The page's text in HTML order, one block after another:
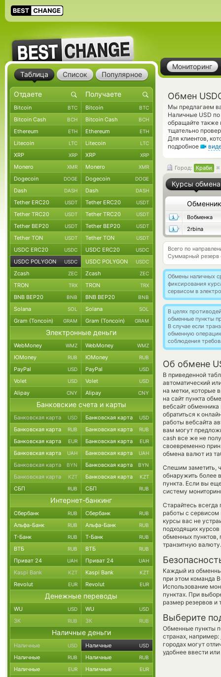
Мониторинг
Обмен
Мы предлагаем
Наличные USD
обращайте также
тщательно
Для клиентов,
подробное
Город: Краби
Курсы обмена
Обменник
Вобменка
2rbina
Всего по
Суммарный резерв
Обмены наличных
фиксирования
сервисом в
В целях
обменные пункты
В случае если
обменную
соблюдения
Об обмене
В приведенной
автоматический
на метки, которые
на сайт пункта
вебсайт
обратиться к
работы вебсайта
вам могут
cash все же не
своевременно
обмена валют из
Спешим заметить,
обнаружить более
пункта. Если вы
систему
Старайтесь
работы с
курсы вас не
подходящих
обменных
транзитную валюту.
Каждый из
при этом команда
Использование
пунктах. При
размер резервов и
Выберите
Обменные пункты
странах, например:
городах могут
удобнее ввести
Таблица Список Популярное
Bitcoin BTC Bitcoin BTC
Bitcoin Cash BCH Bitcoin Cash BCH
Ethereum ETH Ethereum ETH
Litecoin LTC Litecoin LTC
XRP XRP XRP XRP
Monero XMR Monero XMR
Dogecoin DOGE Dogecoin DOGE
Dash DASH Dash DASH
Tether ERC20 USDT Tether ERC20 USDT
Tether TRC20 USDT Tether TRC20 USDT
Tether BEP20 USDT Tether BEP20 USDT
Tether TON USDT Tether TON USDT
USDC ERC20 USDC USDC ERC20 USDC
USDC POLYGON USDC USDC POLYGON USDC
Zcash ZEC Zcash ZEC
TRON TRX TRON TRX
BNB BEP20 BNB BNB BEP20 BNB
Solana SOL Solana SOL
Gram (Toncoin) GRAM Gram (Toncoin) GRAM
Электронные деньги
WebMoney WMZ WebMoney WMZ
ЮMoney RUB ЮMoney RUB
PayPal USD PayPal USD
Volet USD Volet USD
Alipay CNY Alipay CNY
Банковские счета и карты
Банковская карта USD Банковская карта USD
Банковская карта RUB Банковская карта RUB
Банковская карта EUR Банковская карта EUR
Банковская карта UAH Банковская карта UAH
Банковская карта BYN Банковская карта BYN
Банковская карта KZT Банковская карта KZT
СБП RUB СБП RUB
Интернет-банкинг
Сбербанк RUB Сбербанк RUB
Альфа-Банк RUB Альфа-Банк RUB
Т-Банк RUB Т-Банк RUB
ВТБ RUB ВТБ RUB
Приват 24 UAH Приват 24 UAH
Kaspi Bank KZT Kaspi Bank KZT
Revolut EUR Revolut EUR
Денежные переводы
WU USD WU USD
ЗК RUB ЗК RUB
Наличные деньги
Наличные USD Наличные USD
Наличные RUB Наличные RUB
Наличные EUR Наличные EUR